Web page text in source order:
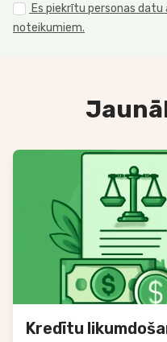
Es piekrītu personas
noteikumiem.
Kredītu